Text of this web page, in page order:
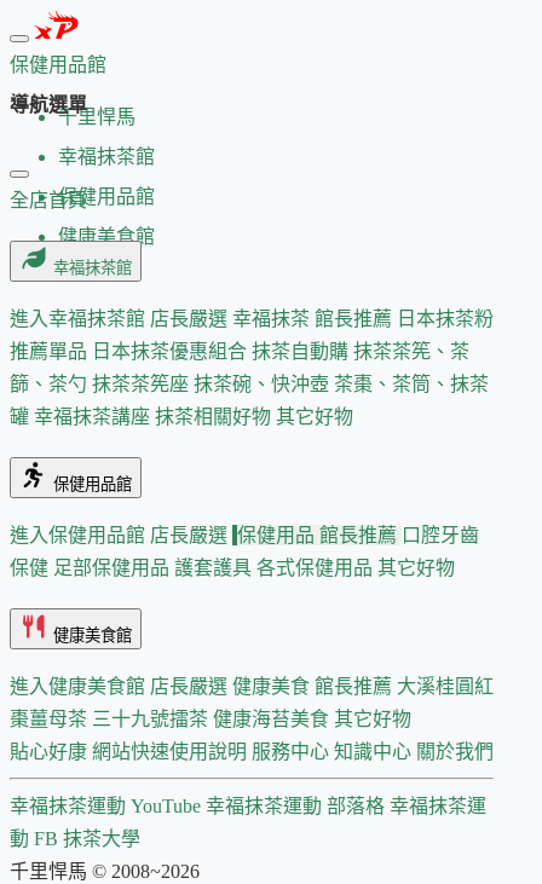
保健用品館
千里悍馬
幸福抹茶館
保健用品館
健康美食館
導航選單
全店首頁
幸福抹茶館
進入幸福抹茶館 店長嚴選 幸福抹茶 館長推薦 日本抹茶粉
推薦單品 日本抹茶優惠組合 抹茶自動購 抹茶茶筅、茶
篩、茶勺 抹茶茶筅座 抹茶碗、快沖壺 茶棗、茶筒、抹茶
罐 幸福抹茶講座 抹茶相關好物 其它好物
保健用品館
進入保健用品館 店長嚴選 保健用品 館長推薦 口腔牙齒
保健 足部保健用品 護套護具 各式保健用品 其它好物
健康美食館
進入健康美食館 店長嚴選 健康美食 館長推薦 大溪桂圓紅
棗薑母茶 三十九號擂茶 健康海苔美食 其它好物
貼心好康 網站快速使用說明 服務中心 知識中心 關於我們
幸福抹茶運動 YouTube 幸福抹茶運動 部落格 幸福抹茶運
動 FB 抹茶大學
千里悍馬 © 2008~2026